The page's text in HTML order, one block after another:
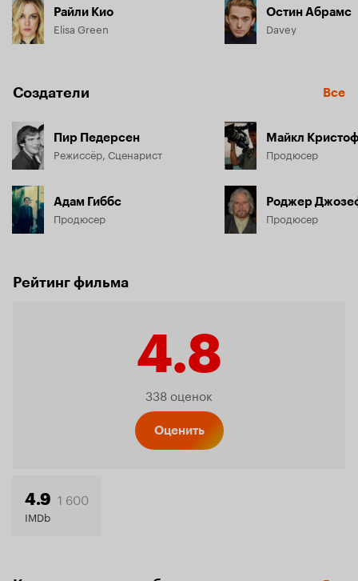
Райли Кио
Elisa Green
Остин Абрамс
Davey
Создатели Все
Пир Педерсен
Режиссёр, Сценарист
Адам Гиббс
Продюсер
Майкл
Продюсер
Роджер
Продюсер
Рейтинг фильма
4.8
Рейтинг
338 оценок
Оценить
4.9 1 600
IMDb